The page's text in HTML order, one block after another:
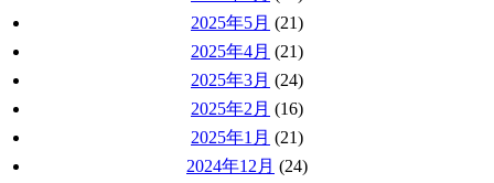
2025年5月 (21)
2025年4月 (21)
2025年3月 (24)
2025年2月 (16)
2025年1月 (21)
2024年12月 (24)